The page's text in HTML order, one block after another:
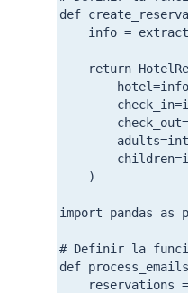
def
info =
return
    )
import pandas as
# Definir la
def
reservations